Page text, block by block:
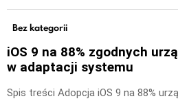
Bez kategorii
iOS 9 na 88% zgodnych
w adaptacji systemu
Spis treści Adopcja iOS 9 na 88%